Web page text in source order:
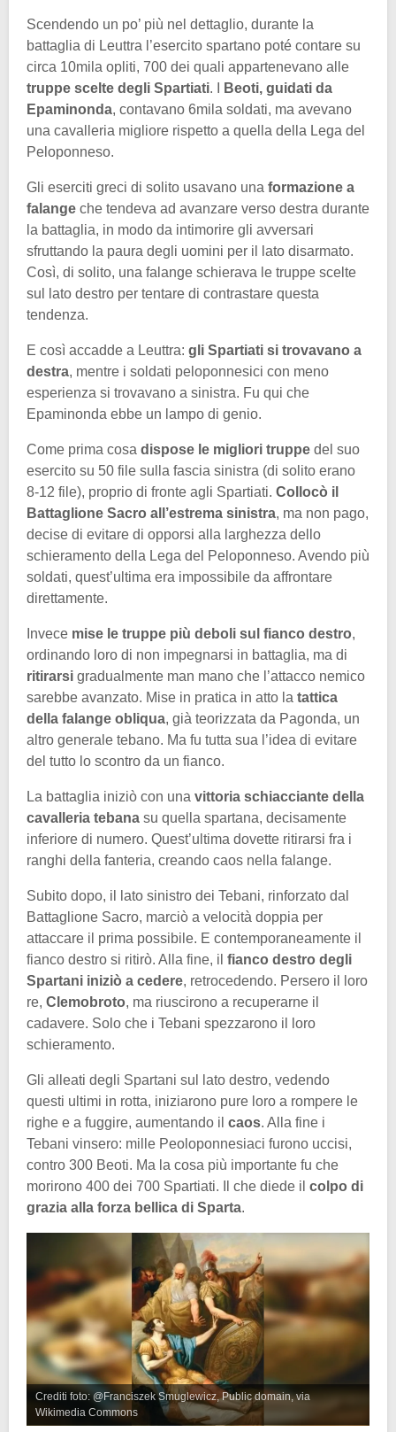
Scendendo un po’ più nel dettaglio, durante la
battaglia di Leuttra l’esercito spartano poté contare su
circa 10mila opliti, 700 dei quali appartenevano alle
truppe scelte degli Spartiati. I
Beoti, guidati da
Epaminonda, contavano 6mila soldati, ma avevano
una cavalleria migliore rispetto a quella della Lega del
Peloponneso.
Gli eserciti greci di solito usavano una formazione a
falange che tendeva ad avanzare verso destra durante
la battaglia, in modo da intimorire gli avversari
sfruttando la paura degli uomini per il lato disarmato.
Così, di solito, una falange schierava le truppe scelte
sul lato destro per tentare di contrastare questa
tendenza.
E così accadde a Leuttra: gli Spartiati si trovavano a
destra, mentre i soldati peloponnesici con meno
esperienza si trovavano a sinistra. Fu qui che
Epaminonda ebbe un lampo di genio.
Come prima cosa dispose le migliori truppe del suo
esercito su 50 file sulla fascia sinistra (di solito erano
8-12 file), proprio di fronte agli Spartiati. Collocò il
Battaglione Sacro all’estrema sinistra, ma non pago,
decise di evitare di opporsi alla larghezza dello
schieramento della Lega del Peloponneso. Avendo più
soldati, quest’ultima era impossibile da affrontare
direttamente.
Invece mise le truppe più deboli sul fianco destro,
ordinando loro di non impegnarsi in battaglia, ma di
ritirarsi gradualmente man mano che l’attacco nemico
sarebbe avanzato. Mise in pratica in atto la tattica
della falange obliqua, già teorizzata da Pagonda, un
altro generale tebano. Ma fu tutta sua l’idea di evitare
del tutto lo scontro da un fianco.
La battaglia iniziò con una vittoria schiacciante della
cavalleria tebana su quella spartana, decisamente
inferiore di numero. Quest’ultima dovette ritirarsi fra i
ranghi della fanteria, creando caos nella falange.
Subito dopo, il lato sinistro dei Tebani, rinforzato dal
Battaglione Sacro, marciò a velocità doppia per
attaccare il prima possibile. E contemporaneamente il
fianco destro si ritirò. Alla fine, il fianco destro degli
Spartani iniziò a cedere, retrocedendo. Persero il loro
re, Clemobroto, ma riuscirono a recuperarne il
cadavere. Solo che i Tebani spezzarono il loro
schieramento.
Gli alleati degli Spartani sul lato destro, vedendo
questi ultimi in rotta, iniziarono pure loro a rompere le
righe e a fuggire, aumentando il caos. Alla fine i
Tebani vinsero: mille Peoloponnesiaci furono uccisi,
contro 300 Beoti. Ma la cosa più importante fu che
morirono 400 dei 700 Spartiati. Il che diede il colpo di
grazia alla forza bellica di Sparta.
Crediti foto: @Franciszek Smuglewicz, Public domain, via
Wikimedia Commons